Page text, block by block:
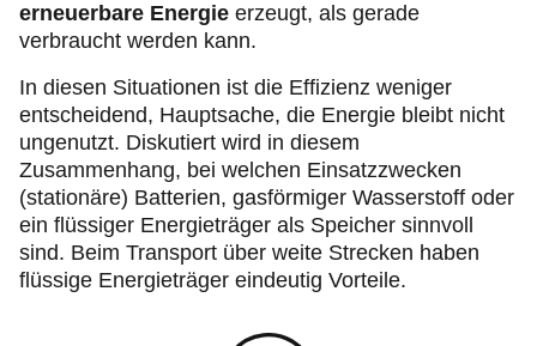
erneuerbare Energie erzeugt, als gerade
verbraucht werden kann.
In diesen Situationen ist die Effizienz weniger
entscheidend, Hauptsache, die Energie bleibt nicht
ungenutzt. Diskutiert wird in diesem
Zusammenhang, bei welchen Einsatzzwecken
(stationäre) Batterien, gasförmiger Wasserstoff oder
ein flüssiger Energieträger als Speicher sinnvoll
sind. Beim Transport über weite Strecken haben
flüssige Energieträger eindeutig Vorteile.